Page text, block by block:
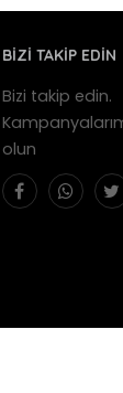
BİZİ TAKİP EDİN
Bizi takip edin.
olun